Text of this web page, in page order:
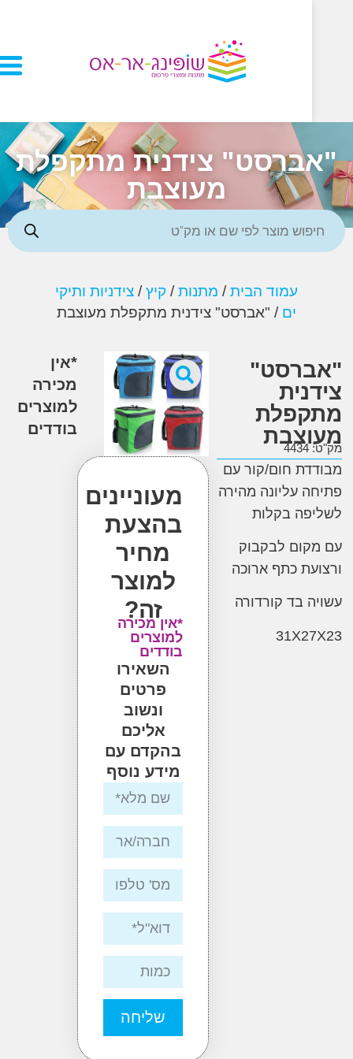
צידנית מתקפלת
מעוצבת
עמוד הבית/מתנות /קיץ/צידניות ותיקי
/ "אברסט" צידנית מתקפלת מעוצבת
חום/קור עם
עליונה מהירה
בקלות
לבקבוק
כתף ארוכה
בד קורדורה
מעוניינים
בהצעת
מחיר
למוצר
*אין מכירה
למוצרים
בודדים
השאירו
פרטים
אליכם
בהקדם עם
מידע נוסף
שליחה
*אין
מכירה
למוצרים
בודדים